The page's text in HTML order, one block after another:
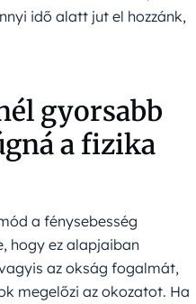
idő alatt jut el hozzánk,
gyorsabb
a fizika
a fénysebesség
hogy ez alapjaiban
az okság fogalmát,
megelőzi az okozatot. Ha